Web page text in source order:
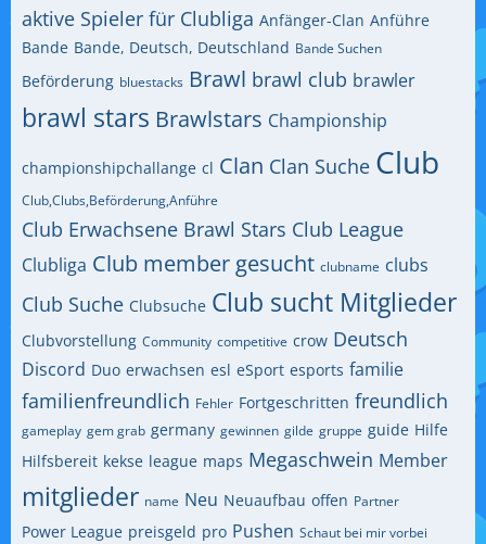
aktive Spieler für Clubliga Anfänger-Clan Anführe
Bande Bande, Deutsch, Deutschland Bande Suchen
Beförderung bluestacks Brawl brawl club brawler
brawl stars Brawlstars Championship
championshipchallange cl Clan Clan Suche Club
Club,Clubs,Beförderung,Anführe
Club Erwachsene Brawl Stars Club League
Clubliga Club member gesucht clubname clubs
Club Suche Clubsuche Club sucht Mitglieder
Clubvorstellung Community competitive crow Deutsch
Discord Duo erwachsen esl eSport esports familie
familienfreundlich Fehler Fortgeschritten freundlich
gameplay gem grab germany gewinnen gilde gruppe guide Hilfe
Hilfsbereit kekse league maps Megaschwein Member
mitglieder name Neu Neuaufbau offen Partner
Power League preisgeld pro Pushen Schaut bei mir vorbei